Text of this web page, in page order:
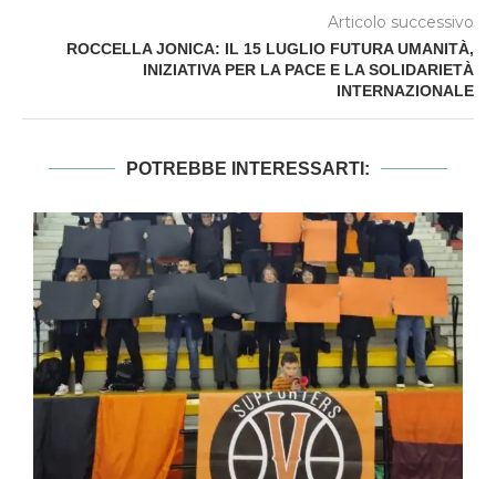
Articolo successivo
ROCCELLA JONICA: IL 15 LUGLIO FUTURA UMANITÀ,
INIZIATIVA PER LA PACE E LA SOLIDARIETÀ
INTERNAZIONALE
POTREBBE INTERESSARTI: